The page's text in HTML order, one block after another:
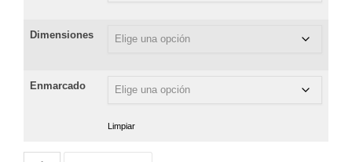
Dimensiones
Enmarcado
Limpiar